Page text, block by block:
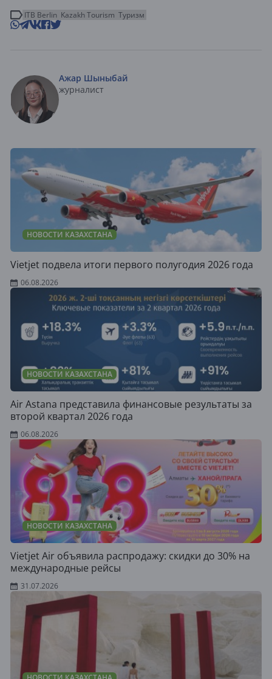
ITB Berlin Kazakh Tourism Туризм
Ажар Шыныбай
журналист
НОВОСТИ КАЗАХСТАНА
Vietjet подвела итоги первого полугодия 2026 года
06.08.2026
НОВОСТИ КАЗАХСТАНА
Air Astana представила финансовые результаты за
второй квартал 2026 года
06.08.2026
НОВОСТИ КАЗАХСТАНА
Vietjet Air объявила распродажу: скидки до 30% на
международные рейсы
31.07.2026